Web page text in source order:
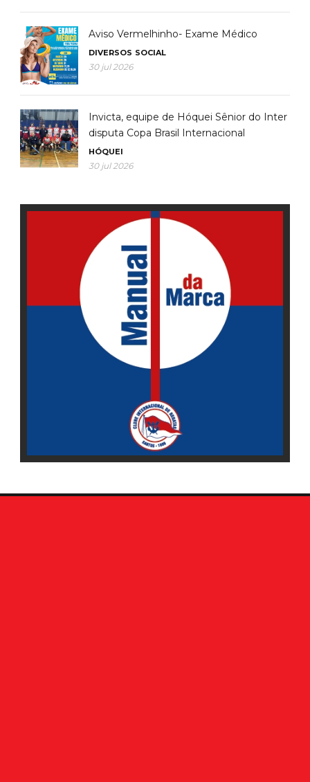
Aviso Vermelhinho- Exame Médico
DIVERSOS SOCIAL
30 jul 2026
Invicta, equipe de Hóquei Sênior do Inter
disputa Copa Brasil Internacional
HÓQUEI
30 jul 2026